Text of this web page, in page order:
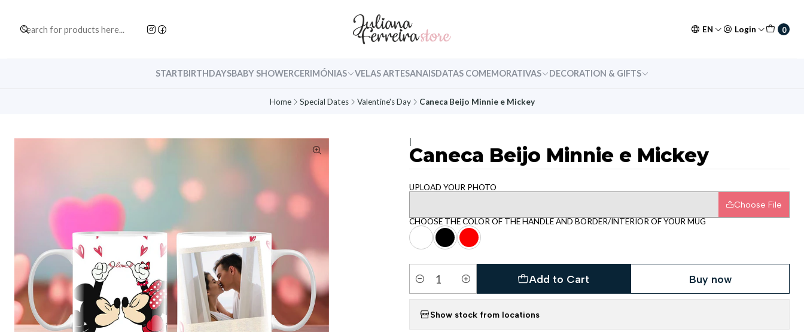
EN Login 0
STARTBIRTHDAYSBABY SHOWERCERIMÓNIAS VELAS ARTESANAISDATAS COMEMORATIVAS DECORATION & GIFTS
Home Special Dates Valentine's Day Caneca Beijo Minnie e Mickey
Caneca Beijo Minnie e Mickey
UPLOAD YOUR PHOTO
Choose File
CHOOSE THE COLOR OF THE HANDLE AND BORDER/INTERIOR OF YOUR MUG
Quantity
Add to Cart Buy now
Show stock from locations